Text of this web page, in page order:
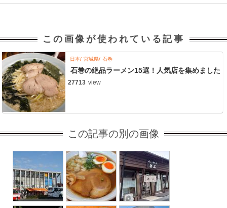
この画像が使われている記事
日本 宮城県 石巻
石巻の絶品ラーメン15選！人気店を集めました
27713 view
この記事の別の画像